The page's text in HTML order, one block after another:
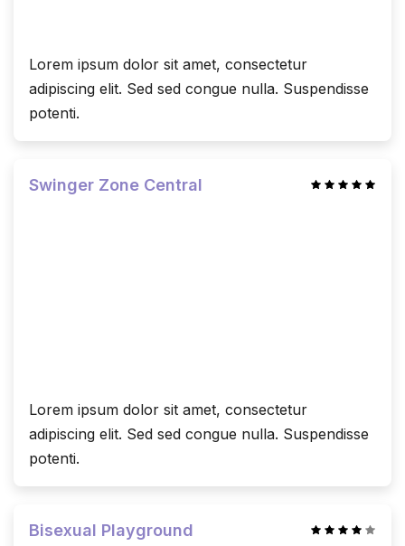
Lorem ipsum dolor sit amet, consectetur
adipiscing elit. Sed sed congue nulla. Suspendisse
potenti.
Swinger Zone Central
Lorem ipsum dolor sit amet, consectetur
adipiscing elit. Sed sed congue nulla. Suspendisse
potenti.
Bisexual Playground